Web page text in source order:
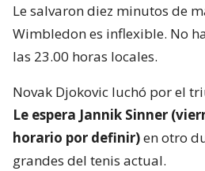
Le salvaron diez minutos de
Wimbledon es inflexible. No
las 23.00 horas locales.
Novak Djokovic luchó por el
Le espera Jannik Sinner
horario por definir)en otro
grandes del tenis actual.